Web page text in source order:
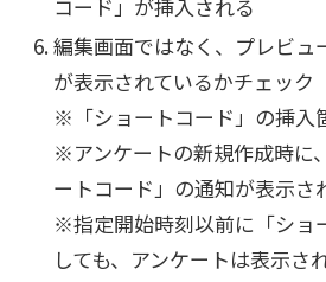
コード」が挿入される
編集画面ではなく、プレビュ
が表示されているかチェック
※「ショートコード」の挿入
※アンケートの新規作成時に
ートコード」の通知が表示さ
※指定開始時刻以前に「ショ
しても、アンケートは表示さ